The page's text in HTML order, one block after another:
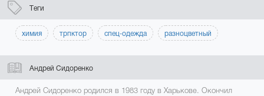
Теги
химия трпктор спец-одежда разноцветный
Андрей Сидоренко
Андрей Сидоренко родился в 1983 году в Харькове. Окончил